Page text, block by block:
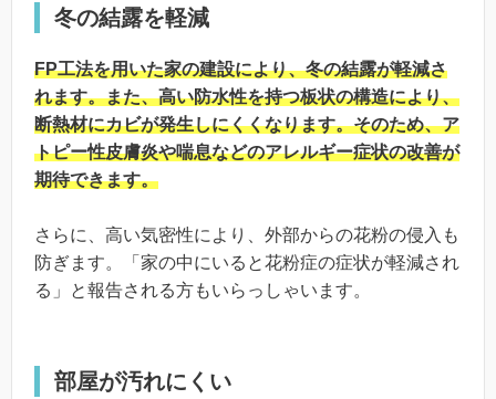
冬の結露を軽減
FP工法を用いた家の建設により、冬の結露が軽減さ
れます。また、高い防水性を持つ板状の構造により、
断熱材にカビが発生しにくくなります。そのため、ア
トピー性皮膚炎や喘息などのアレルギー症状の改善が
期待できます。
さらに、高い気密性により、外部からの花粉の侵入も
防ぎます。「家の中にいると花粉症の症状が軽減され
る」と報告される方もいらっしゃいます。
部屋が汚れにくい